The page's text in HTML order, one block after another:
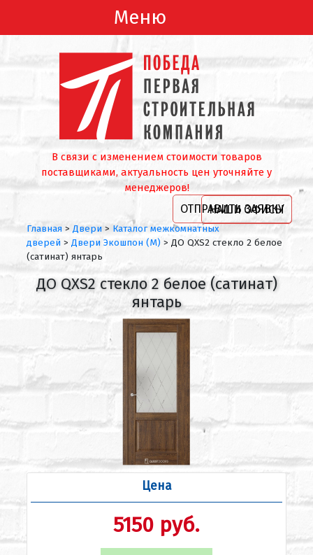
Меню
В связи с изменением стоимости товаров
поставщиками, актуальность цен уточняйте у
менеджеров!
ОТПРАВИТЬ ЗАЯВКУ
НАШИ ОФИСЫ
Главная > Двери > Каталог межкомнатных
дверей > Двери Экошпон (М) > ДО QXS2 стекло 2 белое
(сатинат) янтарь
ДО QXS2 стекло 2 белое (сатинат)
янтарь
Цена
5150 руб.